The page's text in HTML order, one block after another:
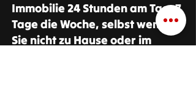
Immobilie 24 Stunden am Tag, 7
Tage die Woche, selbst wenn
Sie nicht zu Hause oder im